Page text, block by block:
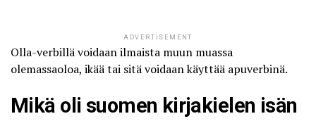
ADVERTISEMENT
Olla-verbillä voidaan ilmaista muun muassa
olemassaoloa, ikää tai sitä voidaan käyttää apuverbinä.
Mikä oli suomen kirjakielen isän